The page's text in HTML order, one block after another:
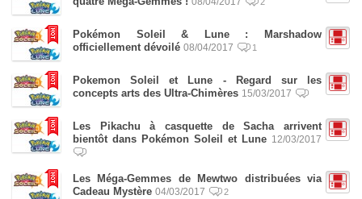
Pokémon Soleil & Lune : Marshadow
officiellement dévoilé 08/04/2017 1
Pokemon Soleil et Lune - Regard sur les
concepts arts des Ultra-Chimères 15/03/2017
Les Pikachu à casquette de Sacha arrivent
bientôt dans Pokémon Soleil et Lune 12/03/2017
Les Méga-Gemmes de Mewtwo distribuées via
Cadeau Mystère 04/03/2017 2